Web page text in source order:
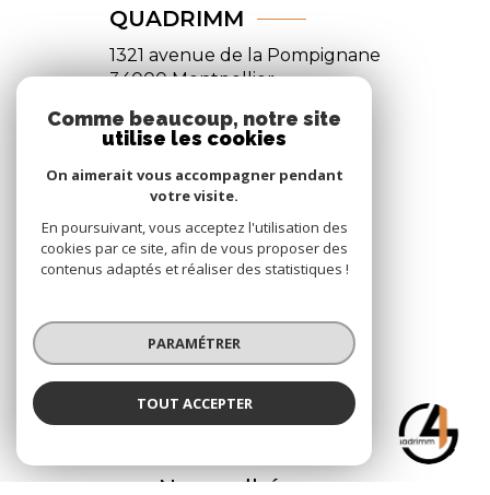
Quadrimm
QUADRIMM
1321 avenue de la Pompignane
34000Montpellier
04 48 20 50 28
NOS RÉSEAUX
Nous adhérons
Comme beaucoup, notre site
utilise les cookies
On aimerait vous accompagner pendant
votre visite.
En poursuivant, vous acceptez l'utilisation des
cookies par ce site, afin de vous proposer des
contenus adaptés et réaliser des statistiques !
PARAMÉTRER
TOUT ACCEPTER